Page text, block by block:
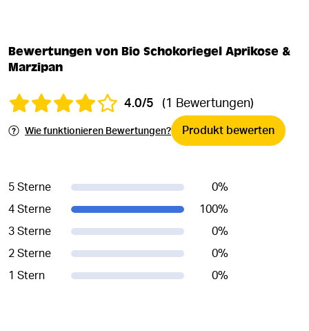
Bewertungen von Bio Schokoriegel Aprikose &
Marzipan
4.0/5 (1 Bewertungen)
Wie funktionieren Bewertungen? Produkt bewerten
5 Sterne 0%
4 Sterne
100%
3 Sterne
0%
2 Sterne
0%
1 Stern
0%